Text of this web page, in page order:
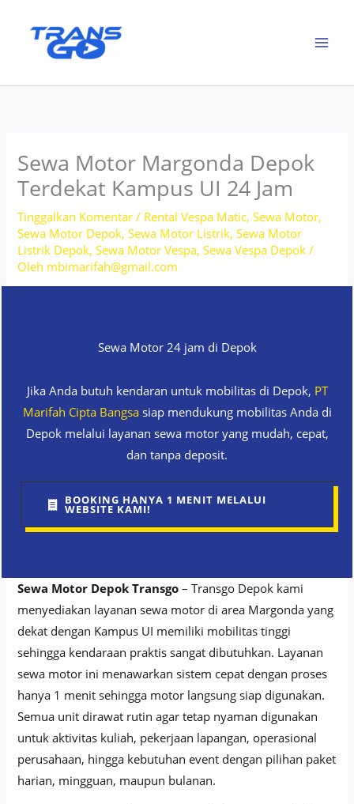
Sewa Motor Margonda Depok
Terdekat Kampus UI 24 Jam
Tinggalkan Komentar / Rental Vespa Matic,Sewa Motor,
Sewa Motor Depok,Sewa Motor Listrik,Sewa Motor
Listrik Depok,Sewa Motor Vespa,Sewa Vespa Depok /
Oleh mbimarifah@gmail.com
Sewa Motor 24 jam di Depok
Jika Anda butuh kendaran untuk mobilitas di Depok, PT
Marifah Cipta Bangsasiap mendukung mobilitas Anda di
Depok melalui layanan sewa motor yang mudah, cepat,
dan tanpa deposit.
BOOKING HANYA 1 MENIT MELALUI
WEBSITE KAMI!
Sewa Motor Depok Transgo – Transgo Depok kami
menyediakan layanan sewa motor di area Margonda yang
dekat dengan Kampus UI memiliki mobilitas tinggi
sehingga kendaraan praktis sangat dibutuhkan. Layanan
sewa motor ini menawarkan sistem cepat dengan proses
hanya 1 menit sehingga motor langsung siap digunakan.
Semua unit dirawat rutin agar tetap nyaman digunakan
untuk aktivitas kuliah, pekerjaan lapangan, operasional
perusahaan, hingga kebutuhan event dengan pilihan paket
harian, mingguan, maupun bulanan.